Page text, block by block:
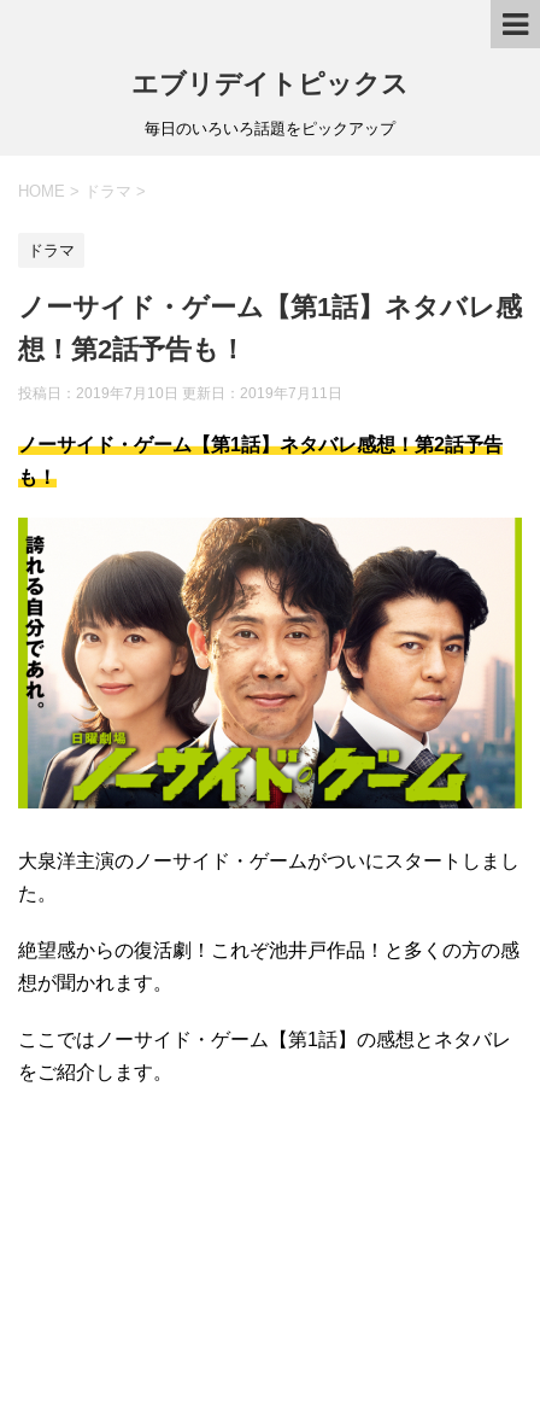
エブリデイトピックス
毎日のいろいろ話題をピックアップ
HOME > ドラマ >
ドラマ
ノーサイド・ゲーム【第1話】ネタバレ感
想！第2話予告も！
投稿日：2019年7月10日 更新日： 2019年7月11日
ノーサイド・ゲーム【第1話】ネタバレ感想！第2話予告
も！
大泉洋主演のノーサイド・ゲームがついにスタートしまし
た。
絶望感からの復活劇！これぞ池井戸作品！と多くの方の感
想が聞かれます。
ここではノーサイド・ゲーム【第1話】の感想とネタバレ
をご紹介します。